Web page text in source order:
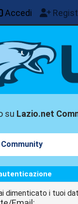
Accedi
su Lazio.net
dimenticato i tuoi